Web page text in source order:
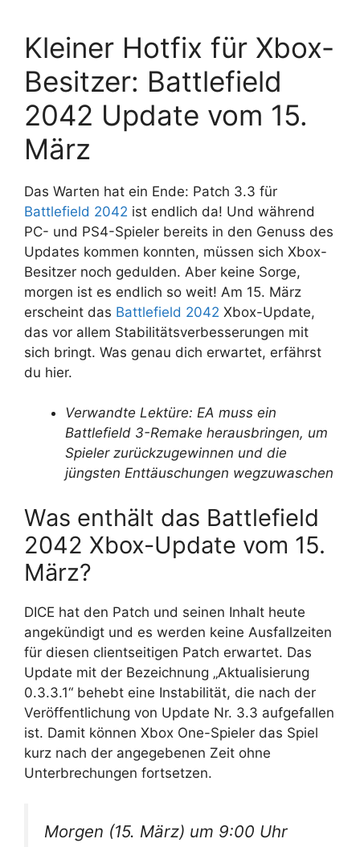
Kleiner Hotfix für Xbox-
Besitzer: Battlefield
2042 Update vom 15.
März
Das Warten hat ein Ende: Patch 3.3 für
Battlefield 2042 ist endlich da! Und während
PC- und PS4-Spieler bereits in den Genuss des
Updates kommen konnten, müssen sich Xbox-
Besitzer noch gedulden. Aber keine Sorge,
morgen ist es endlich so weit! Am 15. März
erscheint das Battlefield 2042 Xbox-Update,
das vor allem Stabilitätsverbesserungen mit
sich bringt. Was genau dich erwartet, erfährst
du hier.
Verwandte Lektüre: EA muss ein
Battlefield 3-Remake herausbringen, um
Spieler zurückzugewinnen und die
jüngsten Enttäuschungen wegzuwaschen
Was enthält das Battlefield
2042 Xbox-Update vom 15.
März?
DICE hat den Patch und seinen Inhalt heute
angekündigt und es werden keine Ausfallzeiten
für diesen clientseitigen Patch erwartet. Das
Update mit der Bezeichnung „Aktualisierung
0.3.3.1“ behebt eine Instabilität, die nach der
Veröffentlichung von Update Nr. 3.3 aufgefallen
ist. Damit können Xbox One-Spieler das Spiel
kurz nach der angegebenen Zeit ohne
Unterbrechungen fortsetzen.
Morgen (15. März) um 9:00 Uhr